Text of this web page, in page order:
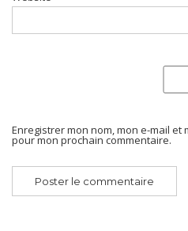
Enregistrer mon nom, mon e-mail
pour mon prochain commentaire.